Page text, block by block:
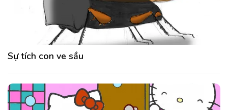
Sự tích con ve sầu